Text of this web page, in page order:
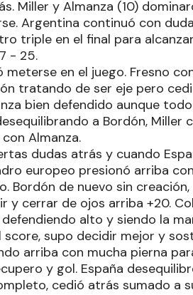
Miller y Almanza (10)
Argentina continuó con
triple en el final para
- 25.
en el juego. Fresno
tratando de ser eje pero
bien defendido aunque
a Bordón,
Almanza.
dudas atrás y cuando
europeo presionó arriba
Bordón de nuevo sin
y cerrar de ojos arriba +20.
alto y siendo la
score, supo decidir mejor y
arriba con mucha pierna
y gol. España
cedió atrás sumado a